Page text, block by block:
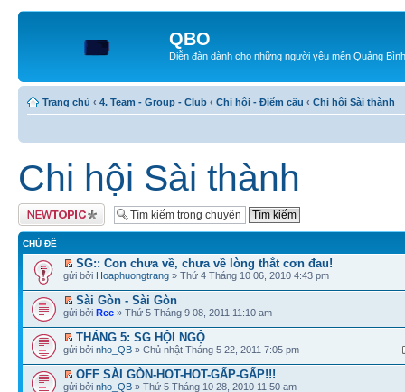
QBO
Diễn đàn dành cho những người yêu mến Quảng Bình
Trang chủ ‹ 4. Team - Group - Club ‹ Chi hội - Điểm cầu ‹ Chi hội Sài thành
Chi hội Sài thành
Tạo chủ đề mới
CHỦ ĐỀ
SG:: Con chưa về, chưa về lòng thắt cơn đau!
gửi bởi Hoaphuongtrang » Thứ 4 Tháng 10 06, 2010 4:43 pm
Sài Gòn - Sài Gòn
gửi bởi Rec » Thứ 5 Tháng 9 08, 2011 11:10 am
THÁNG 5: SG HỘI NGỘ
gửi bởi nho_QB » Chủ nhật Tháng 5 22, 2011 7:05 pm
OFF SÀI GÒN-HOT-HOT-GẤP-GẤP!!!
gửi bởi nho_QB » Thứ 5 Tháng 10 28, 2010 11:50 am